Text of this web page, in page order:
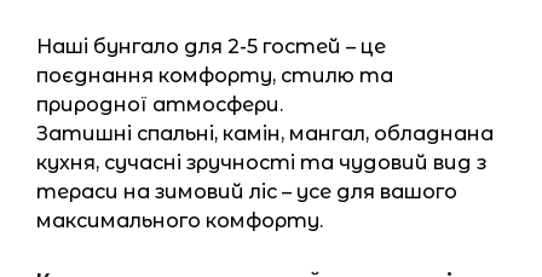
Наші бунгало для 2-5 гостей – це
поєднання комфорту, стилю та
природної атмосфери.
Затишні спальні, камін, мангал, обладнана
кухня, сучасні зручності та чудовий вид з
тераси на зимовий ліс – усе для вашого
максимального комфорту.